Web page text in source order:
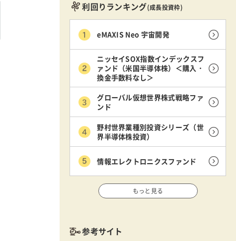
利回りランキング(成長投資枠)
eMAXIS Neo 宇宙開発
ニッセイSOX指数インデックスフ
ァンド（米国半導体株）＜購入・
換金手数料なし＞
グローバル仮想世界株式戦略ファ
ンド
野村世界業種別投資シリーズ（世
界半導体株投資）
情報エレクトロニクスファンド
もっと見る
参考サイト